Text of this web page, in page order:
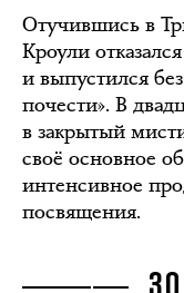
Отучившись в
Кроули
и выпустился
почести». В
в закрытый
своё основное
интенсивное
посвящения.